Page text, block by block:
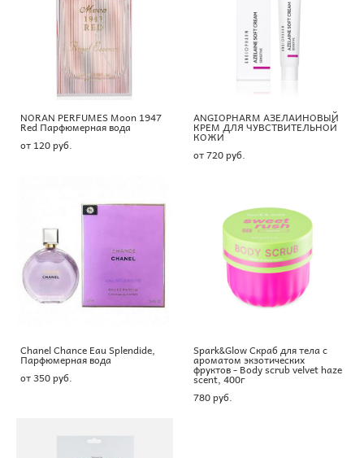
NORAN PERFUMES Moon 1947
Red Парфюмерная вода
от 120 pуб.
ANGIOPHARM АЗЕЛАИНОВЫЙ
КРЕМ ДЛЯ ЧУВСТВИТЕЛЬНОЙ
КОЖИ
от 720 pуб.
Chanel Chance Eau Splendide,
Парфюмерная вода
от 350 pуб.
Spark&Glow Скраб для тела с
ароматом экзотических
фруктов - Body scrub velvet haze
scent, 400г
780 pуб.